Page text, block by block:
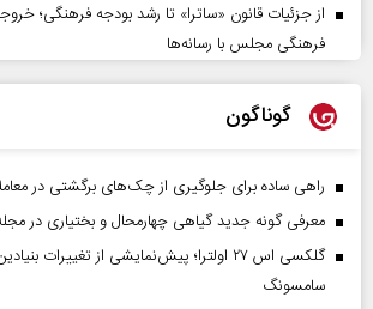
از جزئیات قانون «ساترا» تا رشد بودجه فرهنگی؛
فرهنگی مجلس با رسانه‌ها
گوناگون
راهی ساده برای جلوگیری از چک‌های برگشتی در
معرفی گونه جدید گیاهی چهارمحال و بختیاری در
گلکسی اس ۲۷ اولترا؛ پیش‌نمایشی از تغییرات
سامسونگ